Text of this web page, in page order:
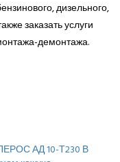
дизельного,
заказать услуги
демонтажа.